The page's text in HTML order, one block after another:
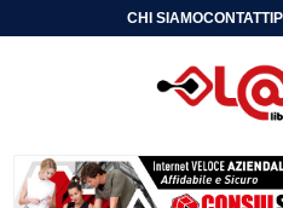
CHI SIAMOCONTATTI